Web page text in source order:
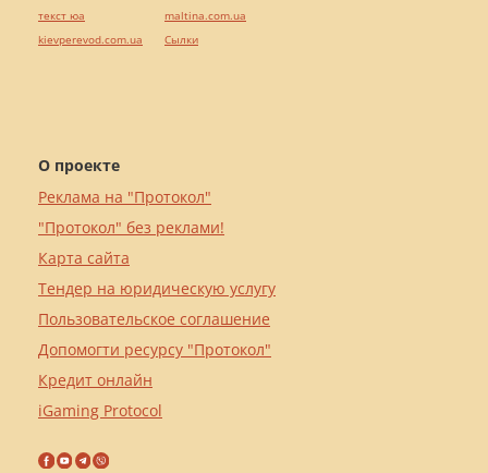
О проекте
Реклама на "Протокол"
"Протокол" без реклами!
Карта сайта
Тендер на юридическую услугу
Пользовательское соглашение
Допомогти ресурсу "Протокол"
Кредит онлайн
iGaming Protocol
текст юа
kievperevod.com.ua
maltina.com.ua
Cылки